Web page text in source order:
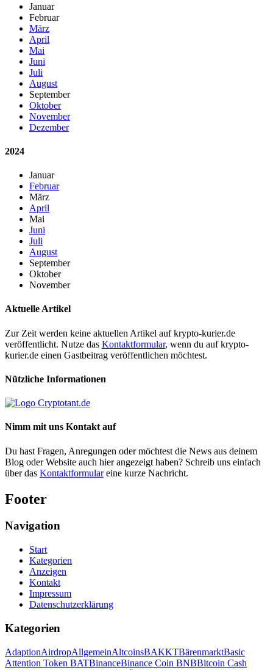
Januar
Februar
März
April
Mai
Juni
Juli
August
September
Oktober
November
Dezember
2024
Januar
Februar
März
April
Mai
Juni
Juli
August
September
Oktober
November
Aktuelle Artikel
Zur Zeit werden keine aktuellen Artikel auf krypto-kurier.de
veröffentlicht. Nutze das Kontaktformular, wenn du auf krypto-
kurier.de einen Gastbeitrag veröffentlichen möchtest.
Nützliche Informationen
Nimm mit uns Kontakt auf
Du hast Fragen, Anregungen oder möchtest die News aus deinem
Blog oder Website auch hier angezeigt haben? Schreib uns einfach
über das Kontaktformulareine kurze Nachricht.
Footer
Navigation
Start
Kategorien
Anzeigen
Kontakt
Impressum
Datenschutzerklärung
Kategorien
AdaptionAirdropAllgemeinAltcoinsBAKKTBärenmarktBasic
Attention Token BATBinanceBinance Coin BNBBitcoin Cash